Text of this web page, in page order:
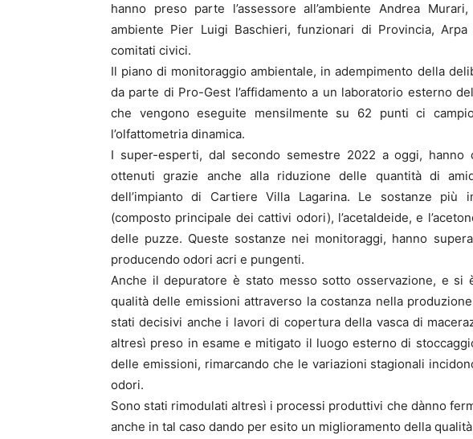
hanno preso parte l’assessore all’ambiente Andrea
ambiente Pier Luigi Baschieri, funzionari di Provincia,
comitati civici.
Il piano di monitoraggio ambientale, in adempimento della
da parte di Pro-Gest l’affidamento a un laboratorio esterno
che vengono eseguite mensilmente su 62 punti ci
l’olfattometria dinamica.
I super-esperti, dal secondo semestre 2022 a oggi, hanno
ottenuti grazie anche alla riduzione delle quantità di
dell’impianto di Cartiere Villa Lagarina. Le sostanze più
(composto principale dei cattivi odori), l’acetaldeide, e
delle puzze. Queste sostanze nei monitoraggi, hanno
producendo odori acri e pungenti.
Anche il depuratore è stato messo sotto osservazione, e si
qualità delle emissioni attraverso la costanza nella
stati decisivi anche i lavori di copertura della vasca di
altresì preso in esame e mitigato il luogo esterno di
delle emissioni, rimarcando che le variazioni stagionali
odori.
Sono stati rimodulati altresì i processi produttivi che dànno
anche in tal caso dando per esito un miglioramento della qualità